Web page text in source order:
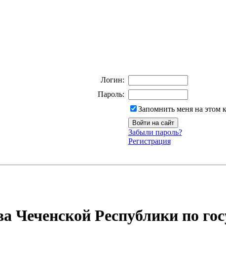
Логин:
Пароль:
Запомнить меня на этом
Забыли пароль?
Регистрация
Чеченской Республики по